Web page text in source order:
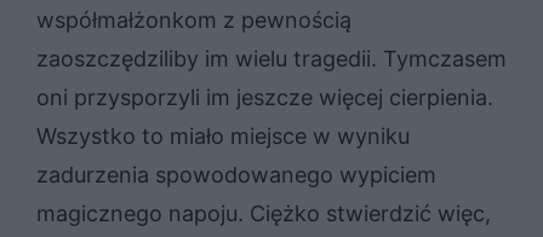
współmałżonkom z pewnością
zaoszczędziliby im wielu tragedii. Tymczasem
oni przysporzyli im jeszcze więcej cierpienia.
Wszystko to miało miejsce w wyniku
zadurzenia spowodowanego wypiciem
magicznego napoju. Ciężko stwierdzić więc,